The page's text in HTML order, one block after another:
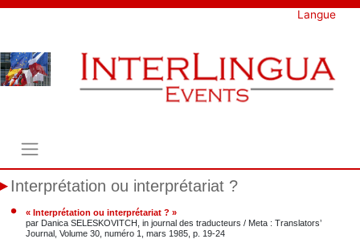
Skip
Langue
Interprétation ou interprétariat ?
« Interprétation ou interprétariat ? »
par Danica SELESKOVITCH, in journal des traducteurs / Meta : Translators’
Journal, Volume 30, numéro 1, mars 1985, p. 19-24